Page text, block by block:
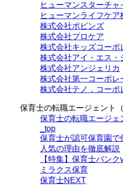
ヒューマンスターチャ
ヒューマンライフケア
株式会社ポピンズ
株式会社プロケア
株式会社キッズコーポ
株式会社アイ・エス・
株式会社アンジェリカ
株式会社第一コーポレ
株式会社テノ．コーポ
保育士の転職エージェント
保育士の転職エージェ
_top
保育士が認可保育園で
人気の理由を徹底解説
【特集】保育士バン
ミラクス保育
保育⼠NEXT